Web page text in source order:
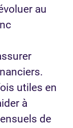
au
utiles en
à
de